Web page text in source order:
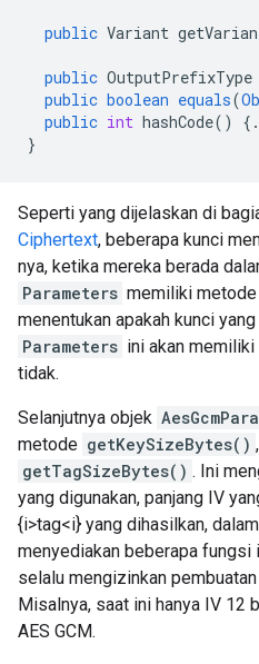
public Variant
public OutputPrefixType
public boolean equals(
public int hashCode() {
}
Seperti yang dijelaskan di
Ciphertext, beberapa kunci
nya, ketika mereka berada
Parameters memiliki metode
menentukan apakah kunci
Parameters ini akan
tidak.
Selanjutnya objek
metode getKeySizeBytes() ,
getTagSizeBytes() . Ini
yang digunakan, panjang IV
{i>tag<i} yang dihasilkan,
menyediakan beberapa fungsi
selalu mengizinkan pembuatan
Misalnya, saat ini hanya IV 12
AES GCM.